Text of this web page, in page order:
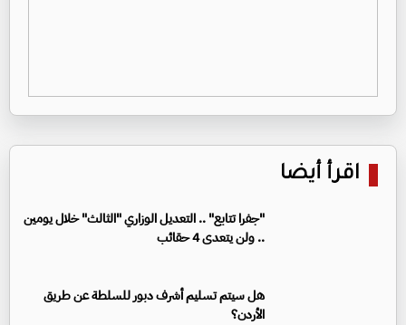
اقرأ أيضا
"جفرا تتابع" .. التعديل الوزاري "الثالث" خلال يومين
.. ولن يتعدى 4 حقائب
هل سيتم تسليم أشرف دبور للسلطة عن طريق
الأردن؟